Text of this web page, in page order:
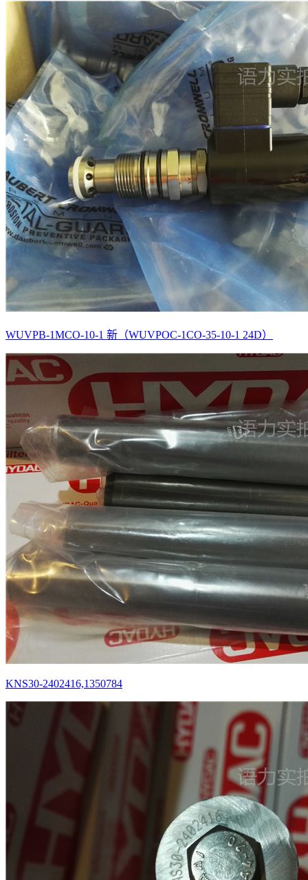
WUVPB-1MCO-10-1 新（WUVPOC-1CO-35-10-1 24D）
KNS30-2402416,1350784